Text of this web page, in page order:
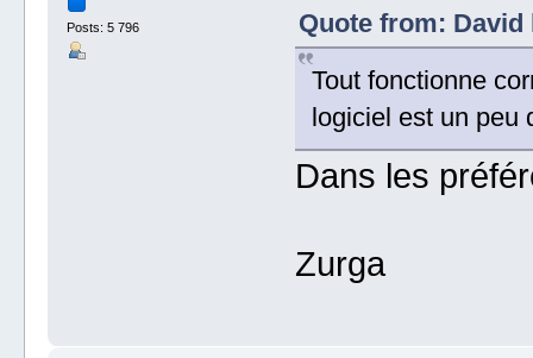
Posts: 5 796
Quote from: David
Tout fonctionne
logiciel est un peu
Dans les
Zurga